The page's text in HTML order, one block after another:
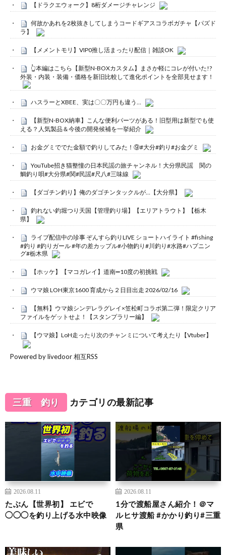
【ドラクエウォーク】8桁ダメージチャレンジ
何故かあれを2枚抜きしてしまうコードギアスコラボガチャ【パズド
ラ】
【メメントモリ】VIP0推し活まったり配信｜雑談OK
👆本編はこちら【新型N-BOXカスタム】まさか軽にコレが付いた!?
外装・内装・装備・価格を新旧比較して進化ポイントを全部見せます！
ハスラーとXBEE、実は〇〇万円も違う…
【新型N-BOX納車】こんな便利パーツがある！旧型用は新型でも使
える？人気製品＆今後の開発候補を一挙紹介
お金グミででた金額で釣りしてみた！⑨#大分#釣り#お金グミ
YouTube招き猫整憧の日本民謡の旅チャンネル！大分県民謡 関の
鯛釣り唄#大分県#関#民謡#尺八#三味線
【ダゴチン釣り】俺のダゴチンタックルが…【大分県】
釣れない釣堀つり天国【管理釣り場】【エリアトラウト】【栃木
県】
ライブ配信中の珍事 ぞんすら釣りLIVE ショートハイライト #fishing
#釣り #釣りガール #年の差カップル#小物釣り#川釣り#水路#ハプニン
グ#栃木県
【ホッケ】【マコガレイ】道南➖10度の初挑戦
ウマ娘 LOH東京1600 育成から２日目出走 2026/02/16
【無料】ウマ娘シンデレラグレイ×笠松町コラボ第二弾！限定クリア
ファイルをゲットせよ！【スタンプラリー編】
【ウマ娘】LoH走ったり次のチャンミについて考えたり【Vtuber】
Powered by livedoor 相互RSS
三重 釣り カテゴリの最新記事
2026.08.11
たぶん【世界初】 エビで
◯◯◯を釣り上げる水中映像
2026.08.11
1分で渡船屋さん紹介！＠マ
ルヒサ渡船 #かかり釣り#三重
県